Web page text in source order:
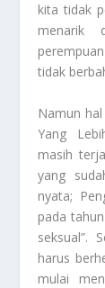
kita tidak
menarik
tidak
Namun
Yang
masih
yang
nyata;
pada
seksual”.
harus
mulai